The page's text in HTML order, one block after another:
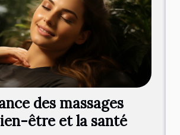
des massages
être et la santé